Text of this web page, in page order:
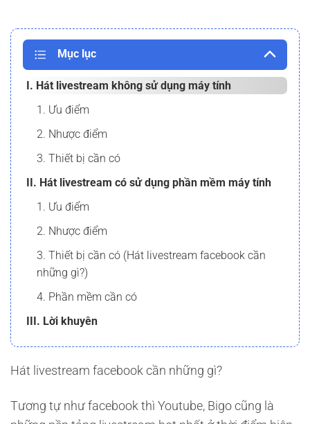
Mục lục
I. Hát livestream không sử dụng máy tính
1. Ưu điểm
2. Nhược điểm
3. Thiết bị cần có
II. Hát livestream có sử dụng phần mềm máy tính
1. Ưu điểm
2. Nhược điểm
3. Thiết bị cần có (Hát livestream facebook cần
những gì?)
4. Phần mềm cần có
III. Lời khuyên
Hát livestream facebook cần những gì?
Tương tự như facebook thì Youtube, Bigo cũng là